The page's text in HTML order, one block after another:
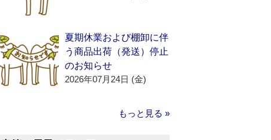
夏期休業および棚卸に伴
う商品出荷（発送）停止
のお知らせ
2026年07月24日 (金)
もっと見る »